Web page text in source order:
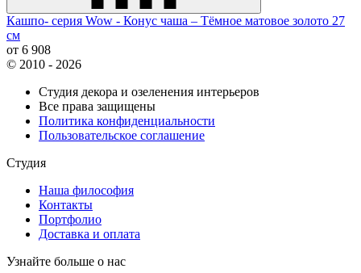
Кашпо- серия Wow - Конус чаша – Тёмное матовое золото 27
см
от 6 908
© 2010 - 2026
Студия декора и озеленения интерьеров
Все права защищены
Политика конфиденциальности
Пользовательское соглашение
Студия
Наша философия
Контакты
Портфолио
Доставка и оплата
Узнайте больше о нас